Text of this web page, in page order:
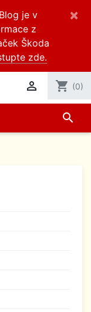
Blog je v
z
Škoda
zde.
×
 shopping_cart (0)
search